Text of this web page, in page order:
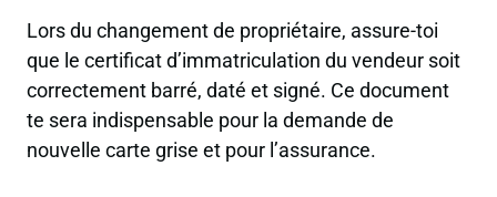
Lors du changement de propriétaire, assure-toi
que le certificat d’immatriculation du vendeur soit
correctement barré, daté et signé. Ce document
te sera indispensable pour la demande de
nouvelle carte grise et pour l’assurance.